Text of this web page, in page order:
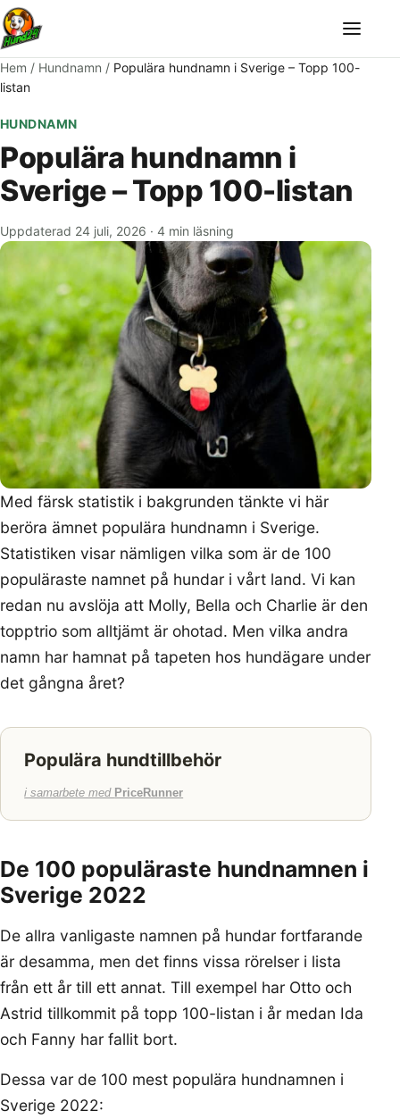
Meny
Hem / Hundnamn / Populära hundnamn i Sverige – Topp 100-
listan
HUNDNAMN
Populära hundnamn i
Sverige – Topp 100-listan
Uppdaterad 24 juli, 2026 · 4 min läsning
Med färsk statistik i bakgrunden tänkte vi här
beröra ämnet populära hundnamn i Sverige.
Statistiken visar nämligen vilka som är de 100
populäraste namnet på hundar i vårt land. Vi kan
redan nu avslöja att Molly, Bella och Charlie är den
topptrio som alltjämt är ohotad. Men vilka andra
namn har hamnat på tapeten hos hundägare under
det gångna året?
Populära hundtillbehör
i samarbete med PriceRunner
De 100 populäraste hundnamnen i
Sverige 2022
De allra vanligaste namnen på hundar fortfarande
är desamma, men det finns vissa rörelser i lista
från ett år till ett annat. Till exempel har Otto och
Astrid tillkommit på topp 100-listan i år medan Ida
och Fanny har fallit bort.
Dessa var de 100 mest populära hundnamnen i
Sverige 2022: